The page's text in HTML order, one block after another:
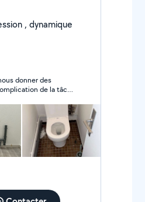
, dynamique
donner des
de la tâche